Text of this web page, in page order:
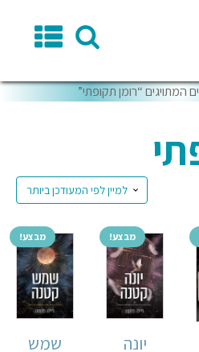
המתויגים “רומן תקופתי”
מבצע!
יונה
מבצע!
שמש